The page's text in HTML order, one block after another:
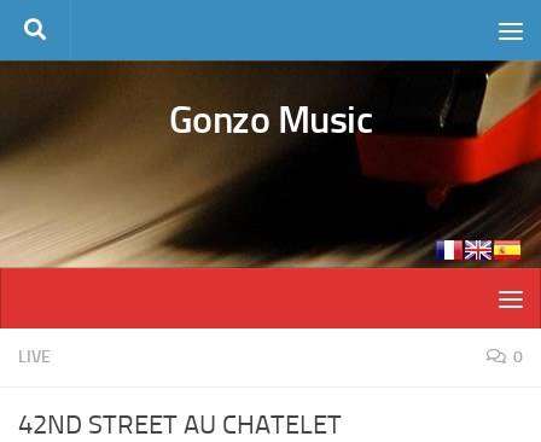
Skip to content
Gonzo Music
LIVE 0
42ND STREET AU CHATELET